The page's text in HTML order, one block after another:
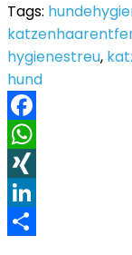
Tags:
hygienestreu,
hund
Facebook
WhatsApp
XING
LinkedIn